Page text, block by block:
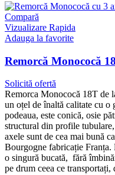
Compară
Vizualizare Rapida
Adauga la favorite
Remorcă Monococă
Solicită ofertă
Remorca Monococă 18T de
un oțel de înaltă calitate cu o
podeaua, este conică, osie
structural din profile
axele sunt de cea mai bună
Bourgogne fabricație
o singură bucată, fără
pe drum ceea ce transportați,